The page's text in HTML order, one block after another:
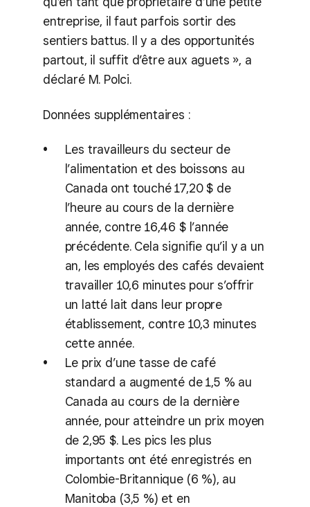
entreprise, il faut parfois sortir des
sentiers battus. Il y a des opportunités
partout, il suffit d’être aux aguets », a
déclaré M. Polci.
Données supplémentaires :
Les travailleurs du secteur de
l’alimentation et des boissons au
Canada ont touché 17,20 $ de
l’heure au cours de la dernière
année, contre 16,46 $ l’année
précédente. Cela signifie qu’il y a un
an, les employés des cafés devaient
travailler 10,6 minutes pour s’offrir
un latté lait dans leur propre
établissement, contre 10,3 minutes
cette année.
Le prix d’une tasse de café
standard a augmenté de 1,5 % au
Canada au cours de la dernière
année, pour atteindre un prix moyen
de 2,95 $. Les pics les plus
importants ont été enregistrés en
Colombie-Britannique (6 %), au
Manitoba (3,5 %) et en